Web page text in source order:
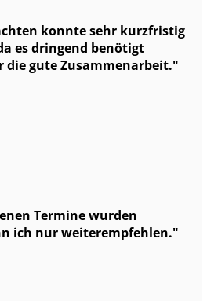
konnte sehr kurzfristig
es dringend benötigt
die gute Zusammenarbeit.
Termine wurden
ich nur weiterempfehlen.